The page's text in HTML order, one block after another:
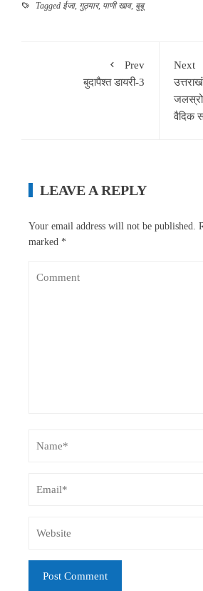
Tagged ईजा, गुठ्यार, पाणी खाव, बुबू
Prev
बुदापैश्त डायरी-3
Next
वैदिक
LEAVE A REPLY
Your email address will not be published.
marked *